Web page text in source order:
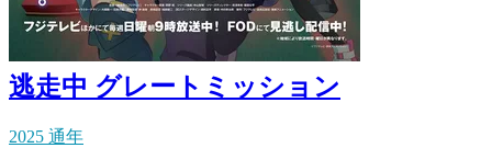
逃走中 グレートミッション
2025 通年